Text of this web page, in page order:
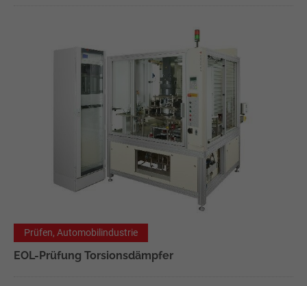
Prüfen, Automobilindustrie
EOL-Prüfung Torsionsdämpfer